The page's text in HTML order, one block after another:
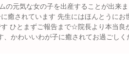
の元気な女の子を出産することが出来ま
います 先生にはほんとうにお世
ひとまずご報告まで☆院長より本当良
かわいいわが子に癒されてお過ごしく